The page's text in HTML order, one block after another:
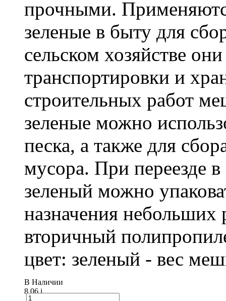
прочными.
зеленые в быту для
сельском хозяйстве
транспортировки и
строительных работ
зеленые можно
песка, а также для
мусора. При переезде
зеленый можно
назначения небольших
вторичный
цвет: зеленый - вес
В Наличии
8.06i